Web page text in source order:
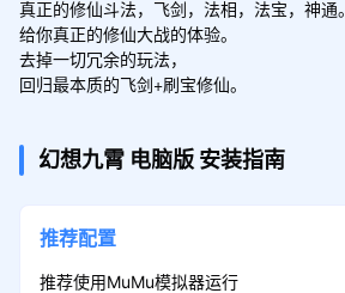
真正的修仙斗法，飞剑，法相，法宝，神通。
给你真正的修仙大战的体验。
去掉一切冗余的玩法，
回归最本质的飞剑+刷宝修仙。
幻想九霄 电脑版 安装指南
推荐配置
推荐使用MuMu模拟器运行